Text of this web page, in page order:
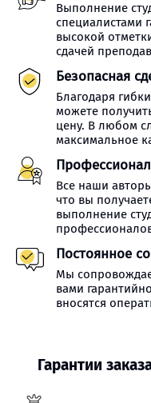
Выполнение
специалистами
высокой
сдачей
Безопасная
Благодаря
можете
цену. В любом
максимальное
Все наши
что вы
выполнение
Постоянное
Мы
вами
вносятся
Гарантии